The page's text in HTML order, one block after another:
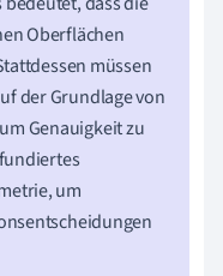
Oberflächen
müssen
der Grundlage von
Genauigkeit zu
um